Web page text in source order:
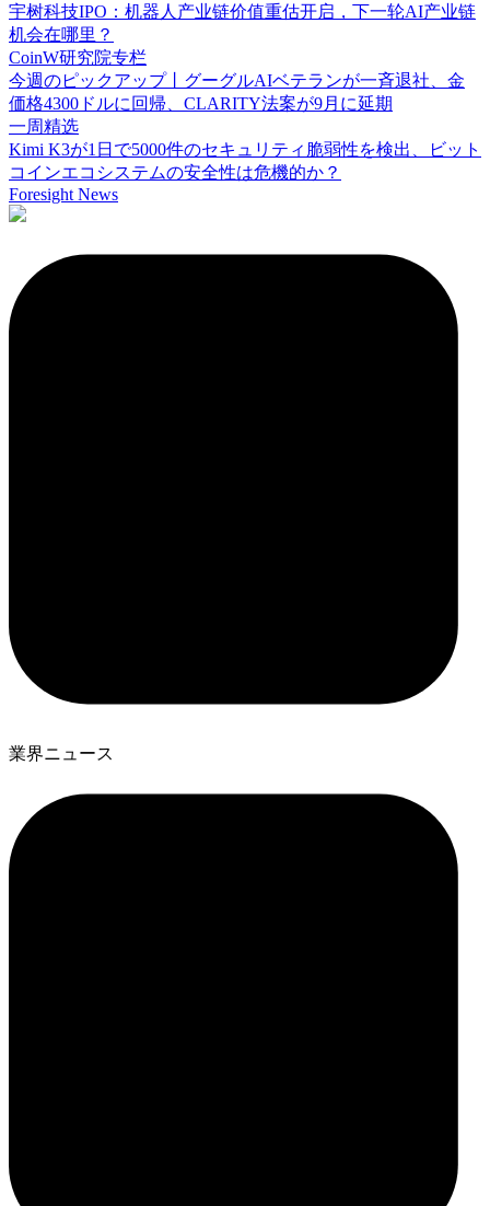
宇树科技IPO：机器人产业链价值重估开启，下一轮AI产业链
机会在哪里？
CoinW研究院专栏
今週のピックアップ丨グーグルAIベテランが一斉退社、金
価格4300ドルに回帰、CLARITY法案が9月に延期
一周精选
Kimi K3が1日で5000件のセキュリティ脆弱性を検出、ビット
コインエコシステムの安全性は危機的か？
Foresight News
業界ニュース